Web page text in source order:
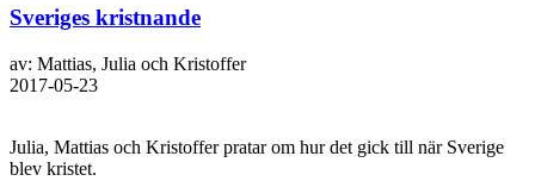
Sveriges kristnande
av: Mattias, Julia och Kristoffer
2017-05-23
Julia, Mattias och Kristoffer pratar om hur det gick till när Sverige
blev kristet.